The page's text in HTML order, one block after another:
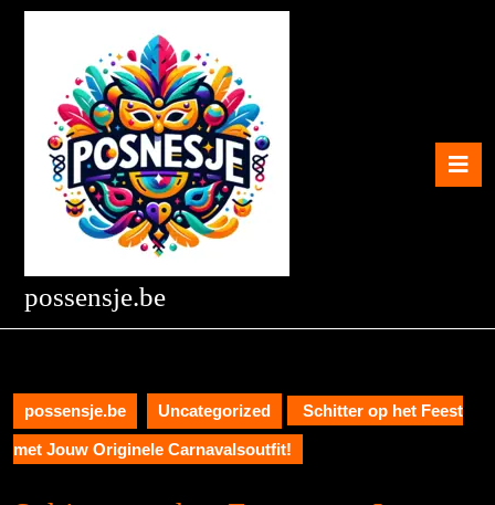
Skip
possensje.be
possensje.be Uncategorized Schitter op het Feest
met Jouw Originele Carnavalsoutfit!